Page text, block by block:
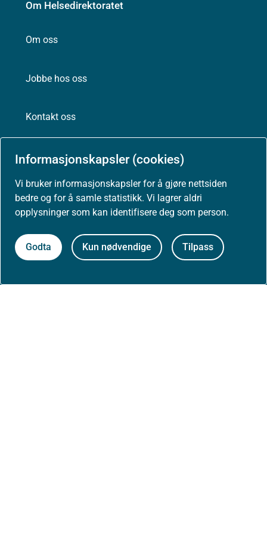
Informasjonskapsler (cookies)
Vi bruker informasjonskapsler for å gjøre nettsiden
bedre og for å samle statistikk. Vi lagrer aldri
opplysninger som kan identifisere deg som person.
Godta Kun nødvendige Tilpass
Om Helsedirektoratet
Om oss
Jobbe hos oss
Kontakt oss
Helsedirektoratet
0213 Oslo
Aktuelt